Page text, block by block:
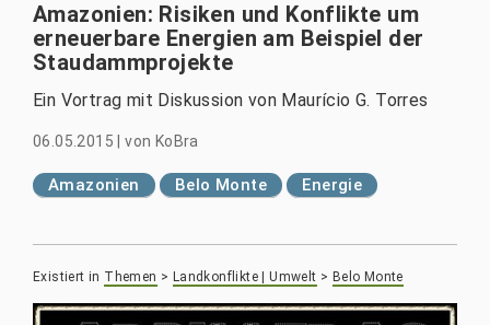
Amazonien: Risiken und Konflikte um
erneuerbare Energien am Beispiel der
Staudammprojekte
Ein Vortrag mit Diskussion von Maurício G. Torres
06.05.2015 |von KoBra
Amazonien Belo Monte Energie
Existiert in Themen > Landkonflikte | Umwelt > Belo Monte